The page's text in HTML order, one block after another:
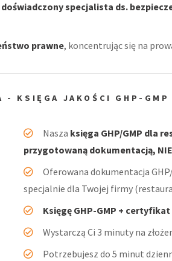
doświadczony specjalista ds.
prawne, koncentrując się na
- KSIĘGA JAKOŚCI GHP-GMP
Nasza księga GHP/GMP dla
przygotowaną dokumentacją, NIE
Oferowana dokumentacja
specjalnie dla Twojej firmy
Księgę GHP-GMP + certyfikat
Wystarczą Ci 3 minuty na
Potrzebujesz do 5 minut